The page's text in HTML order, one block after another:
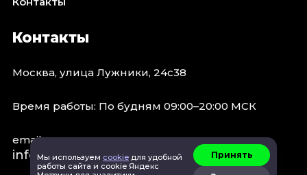
Январь 2027
Площадки
Контакты
Москва, улица Лужники, 24с38
Время работы: По будням 09:00–20:00 МСК
email:
info@concert.moscow
Мы используем cookie для удобной
работы сайта и cookie Яндекс
Принять